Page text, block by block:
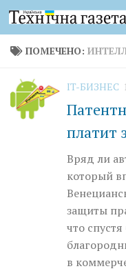
Перейти к
ПОМЕЧЕНО:
IT-БИЗНЕС
платит
Вряд ли
который
защиты
что
в